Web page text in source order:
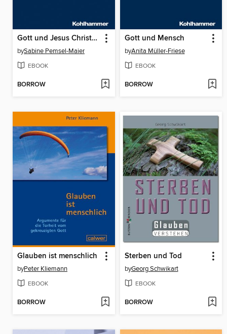
Gott und Jesus Christus
bySabine Pemsel-Maier
EBOOK
BORROW
Gott und Mensch
byAnita Müller-Friese
EBOOK
BORROW
Glauben ist menschlich
byPeter Kliemann
EBOOK
BORROW
Sterben und Tod
byGeorg Schwikart
EBOOK
BORROW